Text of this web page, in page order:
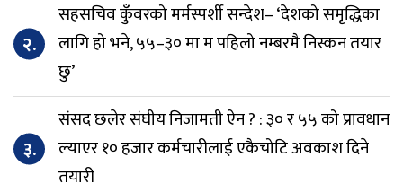
२.
सहसचिव कुँवरको मर्मस्पर्शी सन्देश– ‘देशको समृद्धिका
लागि हो भने, ५५–३० मा म पहिलो नम्बरमै निस्कन तयार
छु’
३.
संसद छलेर संघीय निजामती ऐन ? : ३० र ५५ को प्रावधान
ल्याएर १० हजार कर्मचारीलाई एकैचोटि अवकाश दिने
तयारी